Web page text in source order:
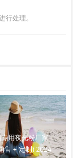
行处理。
用夜光粉厂家
售 + 定制) 2024